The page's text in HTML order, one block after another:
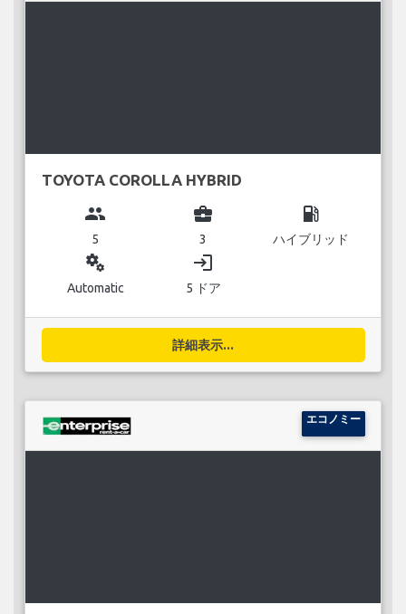
TOYOTA COROLLA HYBRID
group
5
business_center
3
local_gas_station
ハイブリッド
miscellaneous_services
Automatic
login
5 ドア
詳細表示...
エコノミー